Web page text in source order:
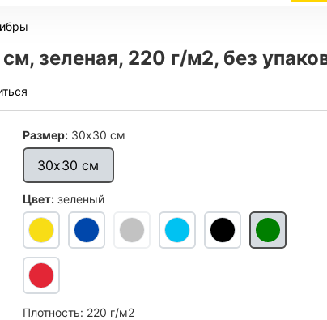
зеленая, 220 г/м2, без
Размер: 30х30 см
30х30 см
Цвет: зеленый
Плотность: 220 г/м2